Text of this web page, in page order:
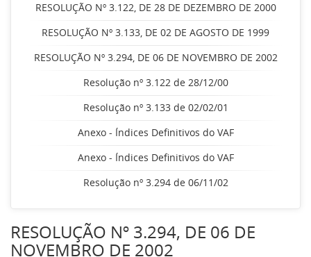
RESOLUÇÃO Nº 3.122, DE 28 DE DEZEMBRO DE 2000
RESOLUÇÃO Nº 3.133, DE 02 DE AGOSTO DE 1999
RESOLUÇÃO Nº 3.294, DE 06 DE NOVEMBRO DE 2002
Resolução nº 3.122 de 28/12/00
Resolução nº 3.133 de 02/02/01
Anexo - Índices Definitivos do VAF
Anexo - Índices Definitivos do VAF
Resolução nº 3.294 de 06/11/02
RESOLUÇÃO Nº 3.294, DE 06 DE
NOVEMBRO DE 2002